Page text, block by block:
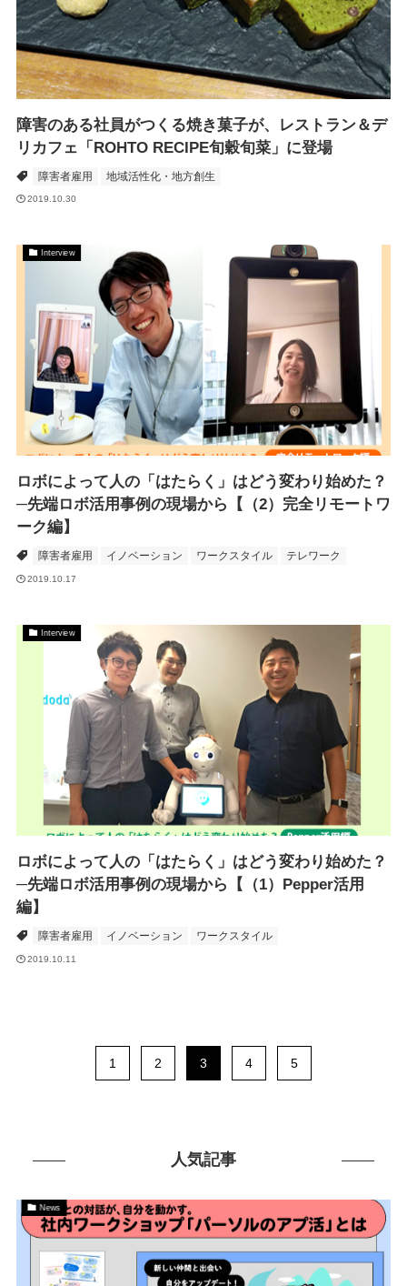
障害のある社員がつくる焼き菓子が、レストラン＆デ
リカフェ「ROHTO RECIPE旬穀旬菜」に登場
障害者雇用 地域活性化・地方創生
2019.10.30
Interview
ロボによって人の「はたらく」はどう変わり始めた？
─先端ロボ活用事例の現場から【（2）完全リモートワ
ーク編】
障害者雇用 イノベーション ワークスタイル テレワーク
2019.10.17
Interview
ロボによって人の「はたらく」はどう変わり始めた？
─先端ロボ活用事例の現場から【（1）Pepper活用
編】
障害者雇用 イノベーション ワークスタイル
2019.10.11
1 2 3 4 5
人気記事
News